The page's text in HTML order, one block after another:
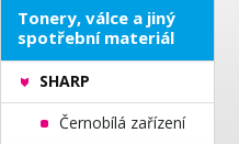
Tonery, válce a jiný
spotřební materiál
SHARP
Černobílá zařízení